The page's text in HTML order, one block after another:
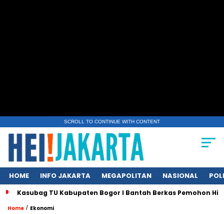
SCROLL TO CONTINUE WITH CONTENT
HOME INFO JAKARTA MEGAPOLITAN NASIONAL
Kasubag TU Kabupaten Bogor I Bantah Berkas Pemohon
Home / Ekonomi